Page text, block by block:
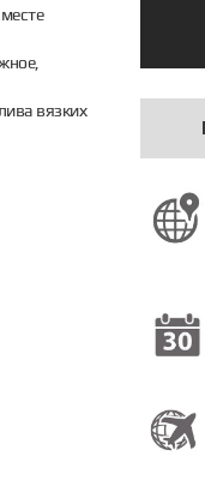
вязких